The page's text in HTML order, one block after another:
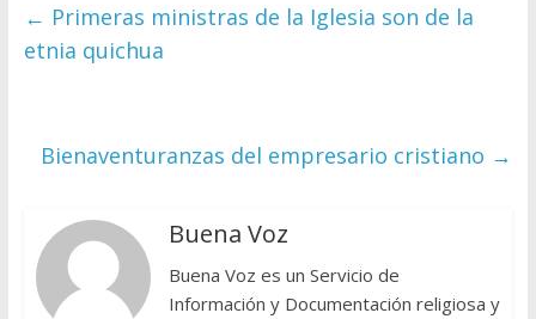
← Primeras ministras de la Iglesia son de la
etnia quichua
Bienaventuranzas del empresario cristiano →
Buena Voz
Buena Voz es un Servicio de
Información y Documentación religiosa y